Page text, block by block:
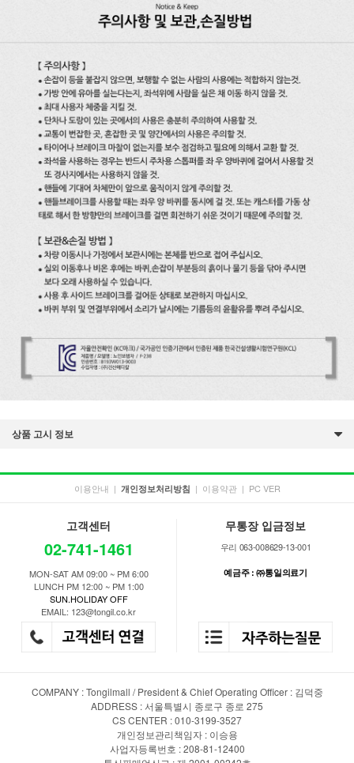
상품 고시 정보
이용안내 | 개인정보처리방침 | 이용약관 | PC VER
고객센터
02-741-1461
MON-SAT AM 09:00 ~ PM 6:00
LUNCH PM 12:00 ~ PM 1:00
SUN.HOLIDAY OFF
EMAIL: 123@tongil.co.kr
무통장 입금정보
우리 063-008629-13-001
예금주 : ㈜통일의료기
COMPANY : Tongilmall / President & Chief Operating Officer : 김덕중
ADDRESS : 서울특별시 종로구 종로 275
CS CENTER : 010-3199-3527
개인정보관리책임자 : 이승용
사업자등록번호 : 208-81-12400